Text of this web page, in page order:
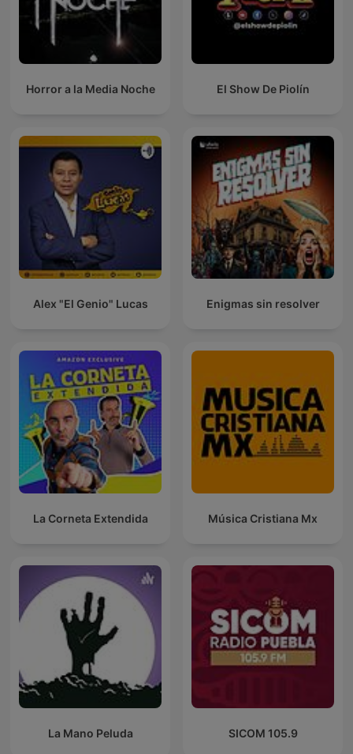
Horror a la Media Noche El Show De Piolín
Alex "El Genio" Lucas Enigmas sin resolver
La Corneta Extendida Música Cristiana Mx
La Mano Peluda SICOM 105.9